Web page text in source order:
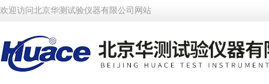
欢迎访问北京华测试验仪器有限公司网站